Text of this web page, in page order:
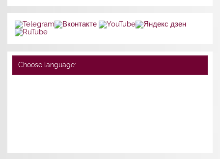
Choose language: